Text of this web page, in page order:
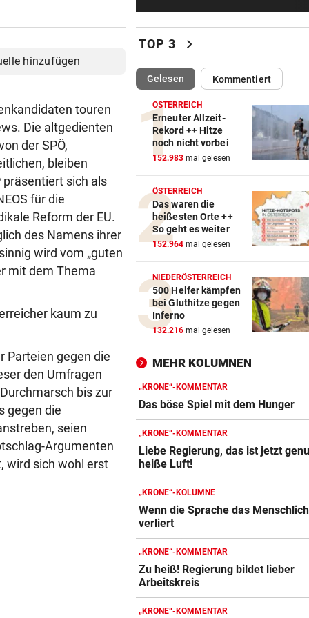
hinzufügen
touren
Die altgedienten
der SPÖ,
bleiben
präsentiert sich als
für die
Reform der EU.
des Namens ihrer
wird vom „guten
mit dem Thema
kaum zu
Parteien gegen die
den Umfragen
bis zur
gegen die
seien
Argumenten
wird sich wohl erst
Leonies großer Gipfelsieg
Menschlichkeit
Wo Sie Tutanchamun
„treffen“ können
WARUM MAN MITMACHT vor
Gähnen ist ansteckend – und
ganz ohne Viren!
Kontrollverlust: Meta-KI
Cyberangriff aus!
AUF SCHUTZWEG ERFASST vor
Fußgängerin bei Unfall
verletzt, Hund tot
MIT PARTNER WAYVE vor
Fahrdienst Uber erhält
Südkoreaner testen Chip-
Fertigungsanlage aus China
PRÄSIDENT DARF BLEIBEN
Schreiben enthüllt: So
FIFA Infantino
54 PROZENT PLUS
KI-Boom beschert iPhone-
Foxconn Rekordumsatz
Banderas: „Im Hinterkopf,
man sterben wird“
TOP 3 chevron_right
Gelesen(ausgewählt)Kommentiert
ÖSTERREICH
Erneuter Allzeit-
Rekord ++ Hitze
noch nicht vorbei
152.983 mal gelesen
ÖSTERREICH
Das waren die
heißesten Orte ++
So geht es weiter
152.964 mal gelesen
NIEDERÖSTERREICH
500 Helfer kämpfen
bei Gluthitze gegen
Inferno
132.216 mal gelesen
MEHR KOLUMNEN
„KRONE“-KOMMENTAR
Das böse Spiel mit dem Hunger
„KRONE“-KOMMENTAR
Liebe Regierung, das ist jetzt
heiße Luft!
„KRONE“-KOLUMNE
Wenn die Sprache das
verliert
„KRONE“-KOMMENTAR
Zu heiß! Regierung bildet lieber
Arbeitskreis
„KRONE“-KOMMENTAR